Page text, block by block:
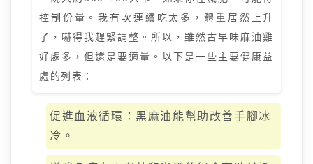
控制份量。我有次連續吃太多，體重居然上升
了，嚇得我趕緊調整。所以，雖然古早味麻油雞
好處多，但還是要適量。以下是一些主要健康益
處的列表：
促進血液循環：黑麻油能幫助改善手腳冰
冷。